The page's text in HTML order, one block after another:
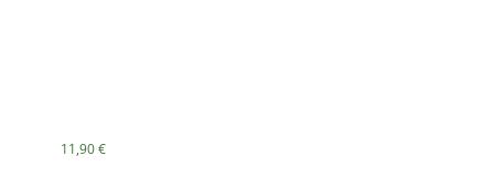
11,90€